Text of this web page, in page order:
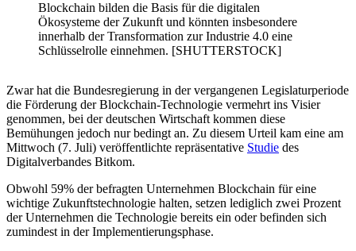
Blockchain bilden die Basis für die digitalen
Ökosysteme der Zukunft und könnten insbesondere
innerhalb der Transformation zur Industrie 4.0 eine
Schlüsselrolle einnehmen. [SHUTTERSTOCK]
Zwar hat die Bundesregierung in der vergangenen Legislaturperiode
die Förderung der Blockchain-Technologie vermehrt ins Visier
genommen, bei der deutschen Wirtschaft kommen diese
Bemühungen jedoch nur bedingt an. Zu diesem Urteil kam eine am
Mittwoch (7. Juli) veröffentlichte repräsentative Studie des
Digitalverbandes Bitkom.
Obwohl 59% der befragten Unternehmen Blockchain für eine
wichtige Zukunftstechnologie halten, setzen lediglich zwei Prozent
der Unternehmen die Technologie bereits ein oder befinden sich
zumindest in der Implementierungsphase.